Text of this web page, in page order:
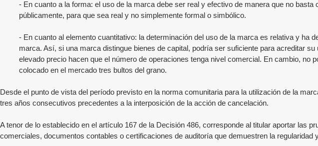
- En cuanto a la forma: el uso de la marca debe ser real y efectivo de manera que no
públicamente, para que sea real y no simplemente formal o simbólico.
- En cuanto al elemento cuantitativo: la determinación del uso de la marca es relativa y
marca. Así, si una marca distingue bienes de capital, podría ser suficiente para acreditar
elevado precio hacen que el número de operaciones tenga nivel comercial. En cambio,
colocado en el mercado tres bultos del grano.
Desde el punto de vista del período previsto en la norma comunitaria para la utilización de la
tres años consecutivos precedentes a la interposición de la acción de cancelación.
A tenor de lo establecido en el artículo 167 de la Decisión 486, corresponde al titular aportar
comerciales, documentos contables o certificaciones de auditoría que demuestren la